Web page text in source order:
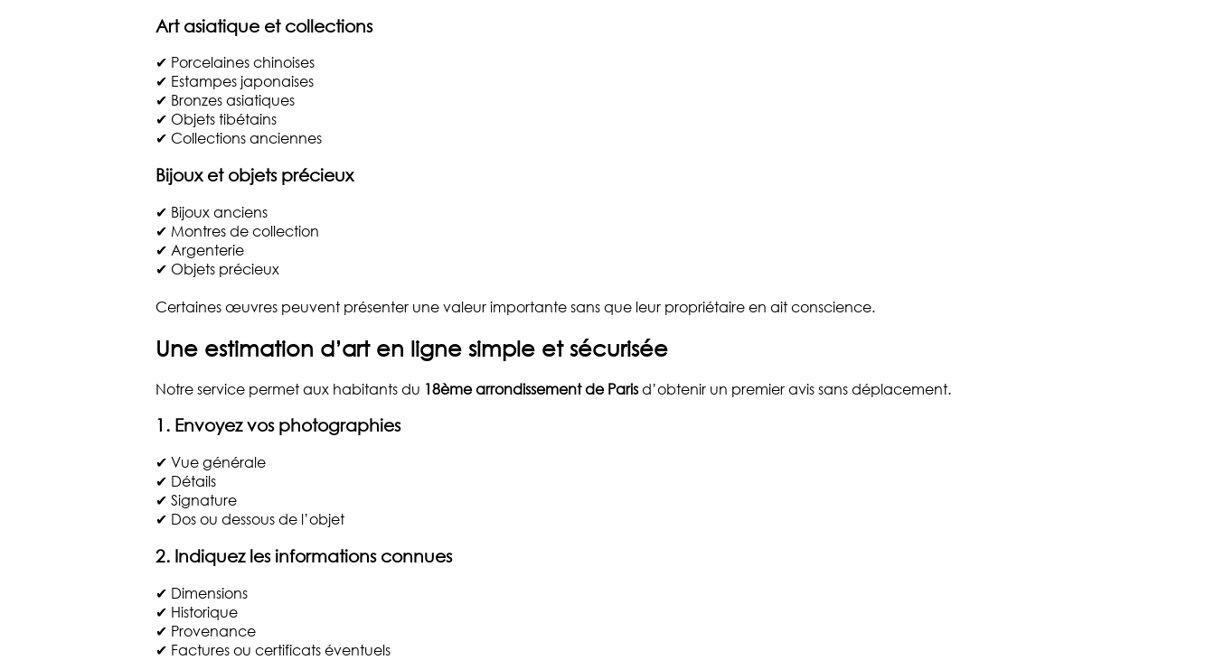
Art asiatique et collections
✔ Porcelaines chinoises
✔ Estampes japonaises
✔ Bronzes asiatiques
✔ Objets tibétains
✔ Collections anciennes
Bijoux et objets précieux
✔ Bijoux anciens
✔ Montres de collection
✔ Argenterie
✔ Objets précieux
Certaines œuvres peuvent présenter une valeur importante sans que leur propriétaire en ait conscience.
Une estimation d’art en ligne simple et sécurisée
Notre service permet aux habitants du 18ème arrondissement de Parisd’obtenir un premier avis sans déplacement.
1. Envoyez vos photographies
✔ Vue générale
✔ Détails
✔ Signature
✔ Dos ou dessous de l’objet
2. Indiquez les informations connues
✔ Dimensions
✔ Historique
✔ Provenance
✔ Factures ou certificats éventuels